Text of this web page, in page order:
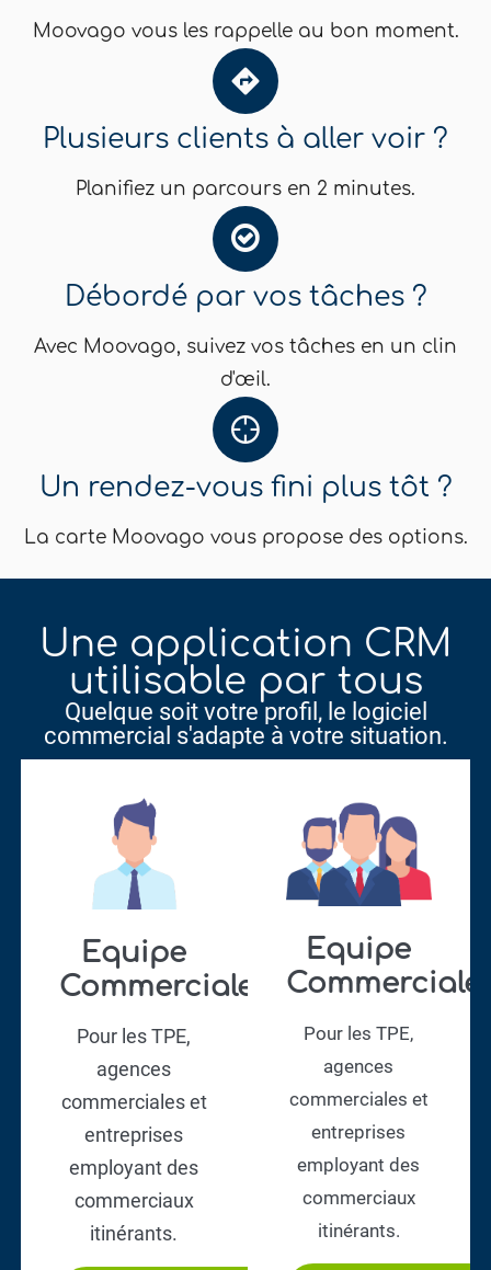
Moovago vous les rappelle au bon moment.
Plusieurs clients à aller voir ?
Planifiez un parcours en 2 minutes.
Débordé par vos tâches ?
Avec Moovago, suivez vos tâches en un clin
d'œil.
Un rendez-vous fini plus tôt ?
La carte Moovago vous propose des options.
Une application CRM
utilisable par tous
Quelque soit votre profil, le logiciel
commercial s'adapte à votre situation.
Equipe
Commerciale​
Pour les TPE,
agences
commerciales et
entreprises
employant des
commerciaux
itinérants.
Equipe
Commerciale​
Pour les TPE,
agences
commerciales et
entreprises
employant des
commerciaux
itinérants.